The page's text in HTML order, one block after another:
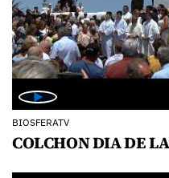
BIOSFERATV
COLCHON DIA DE